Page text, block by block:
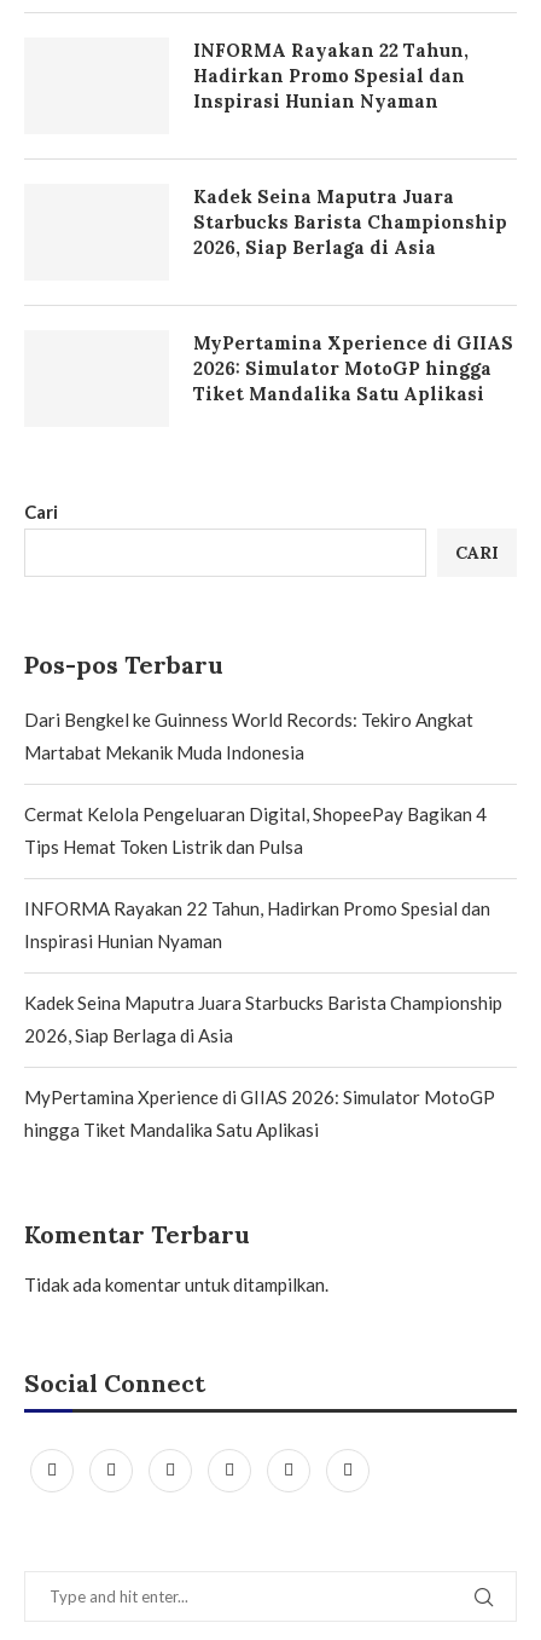
Cari
CARI
Pos-pos Terbaru
Dari Bengkel ke Guinness World Records: Tekiro Angkat
Martabat Mekanik Muda Indonesia
Cermat Kelola Pengeluaran Digital, ShopeePay Bagikan 4
Tips Hemat Token Listrik dan Pulsa
INFORMA Rayakan 22 Tahun, Hadirkan Promo Spesial dan
Inspirasi Hunian Nyaman
Kadek Seina Maputra Juara Starbucks Barista Championship
2026, Siap Berlaga di Asia
MyPertamina Xperience di GIIAS 2026: Simulator MotoGP
hingga Tiket Mandalika Satu Aplikasi
Komentar Terbaru
Tidak ada komentar untuk ditampilkan.
Social Connect
INFORMA Rayakan 22 Tahun,
Hadirkan Promo Spesial dan
Inspirasi Hunian Nyaman
Kadek Seina Maputra Juara
Starbucks Barista Championship
2026, Siap Berlaga di Asia
MyPertamina Xperience di GIIAS
2026: Simulator MotoGP hingga
Tiket Mandalika Satu Aplikasi